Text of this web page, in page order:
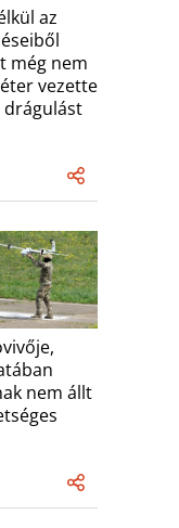
az
még nem
vezette
drágulást
nem állt